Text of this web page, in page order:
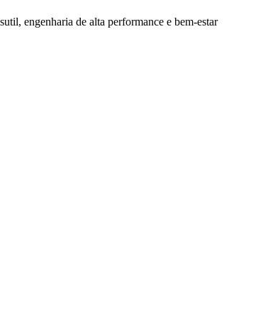
engenharia de alta performance e bem-estar